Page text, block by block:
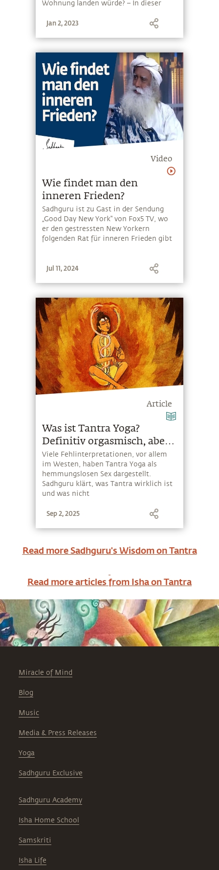
Wohnung landen würde? – In dieser
Sadhguru-Exclusive kommen durch und
Jan 2, 2023
Video
Wie findet man den
inneren Frieden?
Sadhguru ist zu Gast in der Sendung
„Good Day New York“ von Fox5 TV, wo
er den gestressten New Yorkern
folgenden Rat für inneren Frieden gibt
Jul 11, 2024
Article
Was ist Tantra Yoga?
Definitiv orgasmisch, aber
nicht sexuell
Viele Fehlinterpretationen, vor allem
im Westen, haben Tantra Yoga als
hemmungslosen Sex dargestellt.
Sadhguru klärt, was Tantra wirklich ist
und was nicht
Sep 2, 2025
Read more Sadhguru's Wisdom onTantra
Read more articles from Isha onTantra
Miracle of Mind
Blog
Music
Media & Press Releases
Yoga
Sadhguru Exclusive
Sadhguru Academy
Isha Home School
Samskriti
Isha Life